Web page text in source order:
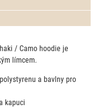
/ Camo hoodie je
límcem.
a bavlny pro
kapuci